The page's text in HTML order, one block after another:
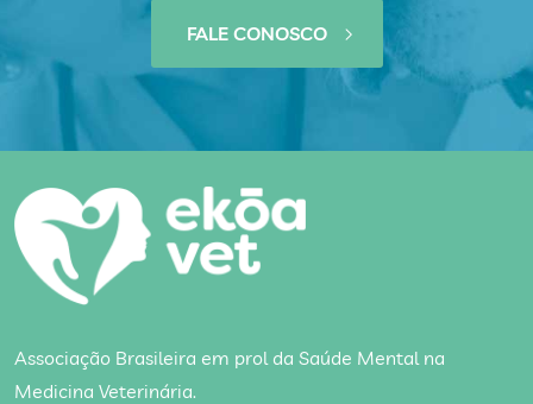
FALE CONOSCO
Associação Brasileira em prol da Saúde Mental na
Medicina Veterinária.